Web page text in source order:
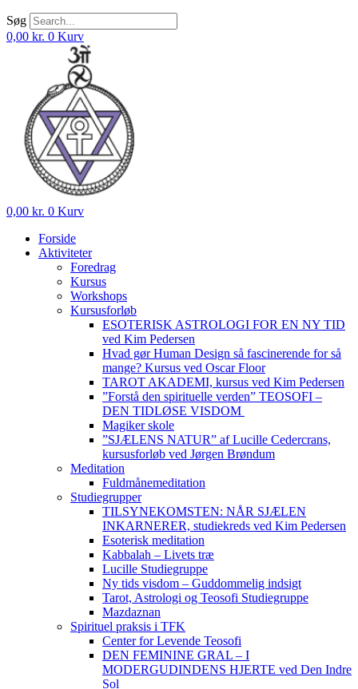
Søg
0,00 kr. 0 Kurv
0,00 kr. 0 Kurv
Forside
Aktiviteter
Foredrag
Kursus
Workshops
Kursusforløb
ESOTERISK ASTROLOGI FOR EN NY TID
ved Kim Pedersen
Hvad gør Human Design så fascinerende for så
mange? Kursus ved Oscar Floor
TAROT AKADEMI, kursus ved Kim Pedersen
”Forstå den spirituelle verden” TEOSOFI –
DEN TIDLØSE VISDOM
Magiker skole
”SJÆLENS NATUR” af Lucille Cedercrans,
kursusforløb ved Jørgen Brøndum
Meditation
Fuldmånemeditation
Studiegrupper
TILSYNEKOMSTEN: NÅR SJÆLEN
INKARNERER, studiekreds ved Kim Pedersen
Esoterisk meditation
Kabbalah – Livets træ
Lucille Studiegruppe
Ny tids visdom – Guddommelig indsigt
Tarot, Astrologi og Teosofi Studiegruppe
Mazdaznan
Spirituel praksis i TFK
Center for Levende Teosofi
DEN FEMININE GRAL – I
MODERGUDINDENS HJERTE ved Den Indre
Sol